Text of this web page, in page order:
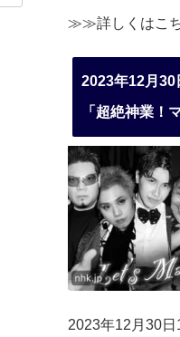
≫≫詳しくはこ
2023年12月
「超絶神業！
2023年12月30